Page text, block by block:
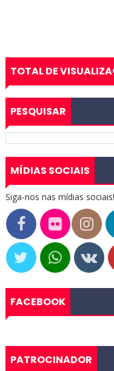
TOTAL DE
PESQUISAR
MÍDIAS SOCIAIS
Siga-nos nas mídias sociais!
FACEBOOK
PATROCINADOR